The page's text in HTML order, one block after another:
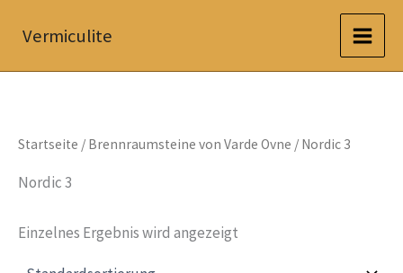
InhaltVermiculite
Startseite / Brennraumsteine von Varde Ovne / Nordic 3
Nordic 3
Einzelnes Ergebnis wird angezeigt